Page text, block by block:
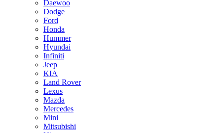
Daewoo
Dodge
Ford
Honda
Hummer
Hyundai
Infiniti
Jeep
KIA
Land Rover
Lexus
Mazda
Mercedes
Mini
Mitsubishi